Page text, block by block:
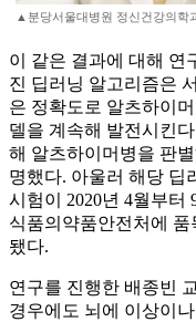
▲분당서울대병원 정신건강의학
이 같은 결과에 대해 연
진 딥러닝 알고리즘은
은 정확도로 알츠하이
델을 계속해 발전시킨
해 알츠하이머병을 판
명했다. 아울러 해당 딥
시험이 2020년 4월부터
식품의약품안전처에
됐다.
연구를 진행한 배종빈
경우에도 뇌에 이상이